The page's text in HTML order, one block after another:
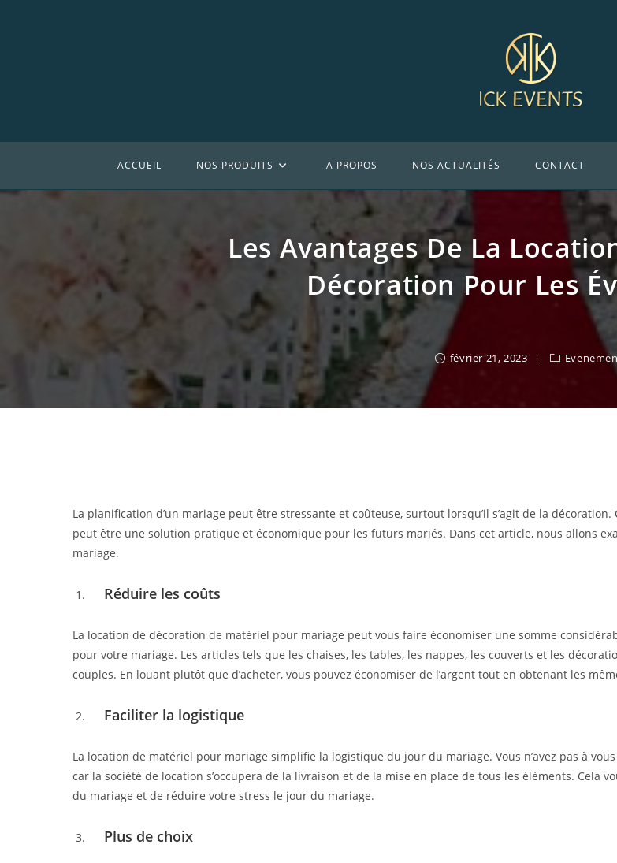
ACCUEIL NOS PRODUITS A PROPOS NOS ACTUALITÉS CONTACT
Les Avantages De La
Décoration Pour Les
février 21, 2023
La planification d’un mariage peut être stressante et coûteuse, surtout lorsqu’il s’agit de la
peut être une solution pratique et économique pour les futurs mariés. Dans cet article, nous allons
mariage.
Réduire les coûts
La location de décoration de matériel pour mariage peut vous faire économiser une somme
pour votre mariage. Les articles tels que les chaises, les tables, les nappes, les couverts et les
couples. En louant plutôt que d’acheter, vous pouvez économiser de l’argent tout en obtenant les
Faciliter la logistique
La location de matériel pour mariage simplifie la logistique du jour du mariage. Vous n’avez pas à
car la société de location s’occupera de la livraison et de la mise en place de tous les éléments. Cela
du mariage et de réduire votre stress le jour du mariage.
Plus de choix